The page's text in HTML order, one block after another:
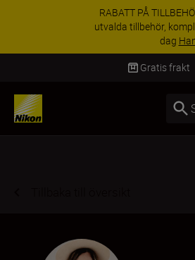
RABATT PÅ TILLBEHÖR | Få
utvalda tillbehör, komplettera
Handla nu
Leverans inom 2-4